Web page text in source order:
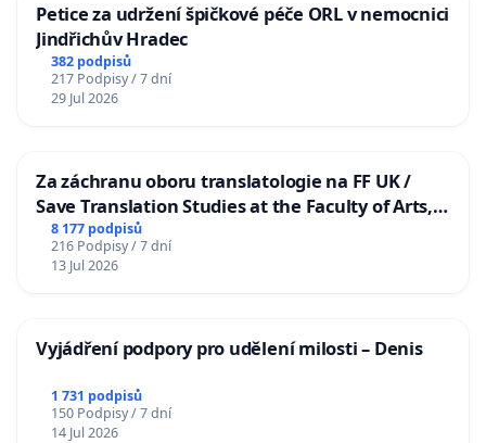
Petice za udržení špičkové péče ORL v nemocnici
Jindřichův Hradec
382 podpisů
217 Podpisy / 7 dní
29 Jul 2026
Za záchranu oboru translatologie na FF UK /
Save Translation Studies at the Faculty of Arts,
Charles University
8 177 podpisů
216 Podpisy / 7 dní
13 Jul 2026
Vyjádření podpory pro udělení milosti – Denis
1 731 podpisů
150 Podpisy / 7 dní
14 Jul 2026